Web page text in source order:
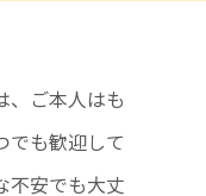
、ご本人はも
でも歓迎して
不安でも大丈